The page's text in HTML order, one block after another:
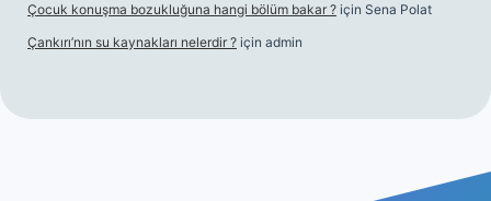
Çocuk konuşma bozukluğuna hangi bölüm bakar ? için Sena Polat
Çankırı’nın su kaynakları nelerdir ? için admin